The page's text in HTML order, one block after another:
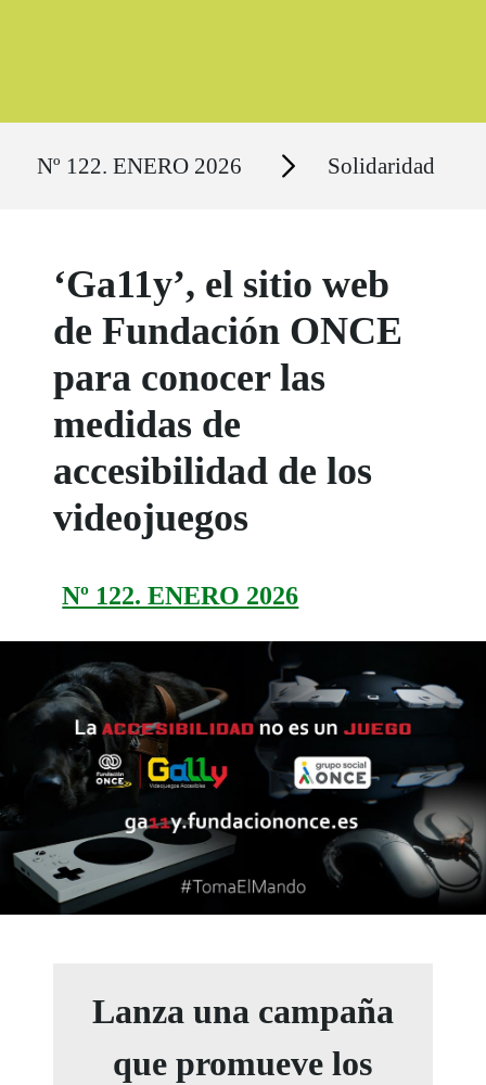
Nº 122. ENERO 2026 Secciones Solidaridad
‘Ga11y’, el sitio web
de Fundación ONCE
para conocer las
medidas de
accesibilidad de los
videojuegos
Nº 122. ENERO 2026
Lanza una campaña
que promueve los